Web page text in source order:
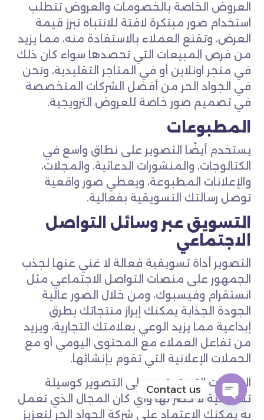
العروض الخاصة بالخصومات والعروض تتطلب
استخدام صور مبتكرة لافتة للانتباه تبرز قيمة
العرض، وتقنع العملاء بالاستفادة منه، مما يزيد
من فرص المبيعات التي تحصدها سواء كان ذلك
في متجر اونلاين أو في المتاجر التقليدية، ونحن
في الجواد الحر من أفضل الشركات المتخصصة
في تصميم صور خاصة للعروض الترويجية.
المطبوعات
يستخدم أيضًا التصوير على نطاق واسع في
الكتالوجات، والمنشورات الدعائية، والمجلات،
والإعلانات المطبوعة، ويعطي صور واقعية
توصل رسالتك التسويقية بفعالية.
التسويق عبر وسائل التواصل
الاجتماعي
التصوير أداة تسويقية فعالة لا غني عنها لجذب
الجمهور على منصات التواصل الاجتماعي مثل
انستقرام وفيسبوك، ومن خلال الصور عالية
الجودة الجذابة يمكنك إبراز منتجاتك بطرق
إبداعية مما يزيد الوعي بعلامتك التجارية، ويزيد
من تفاعل العملاء مع المحتوى اليومي أو مع
الحملات الإعلانية التي تقوم بإنشائها.
المجالات التي تعتمد على التصوير كوسيلة
تسويقية لا حصر لها وأي كان المجال الذي تعمل
به يمكنك الاعتماد على شركة الجواد الحر لتعزيز
Contact us
OPEN